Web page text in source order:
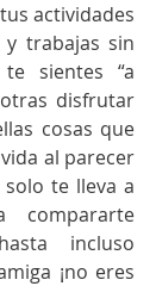
actividades
y trabajas sin
sientes “a
disfrutar
cosas que
al parecer
solo te lleva a
incluso
¡no eres